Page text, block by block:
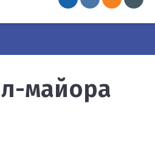
майора